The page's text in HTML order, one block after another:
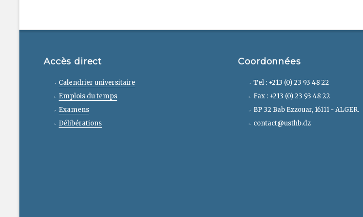
Accès direct
Calendrier universitaire
Emplois du temps
Examens
Délibérations
Coordonnées
Tel : +213 (0) 23 93 48 22
Fax : +213 (0) 23 93 48 22
BP 32 Bab Ezzouar, 16111 - ALGER.
contact@usthb.dz